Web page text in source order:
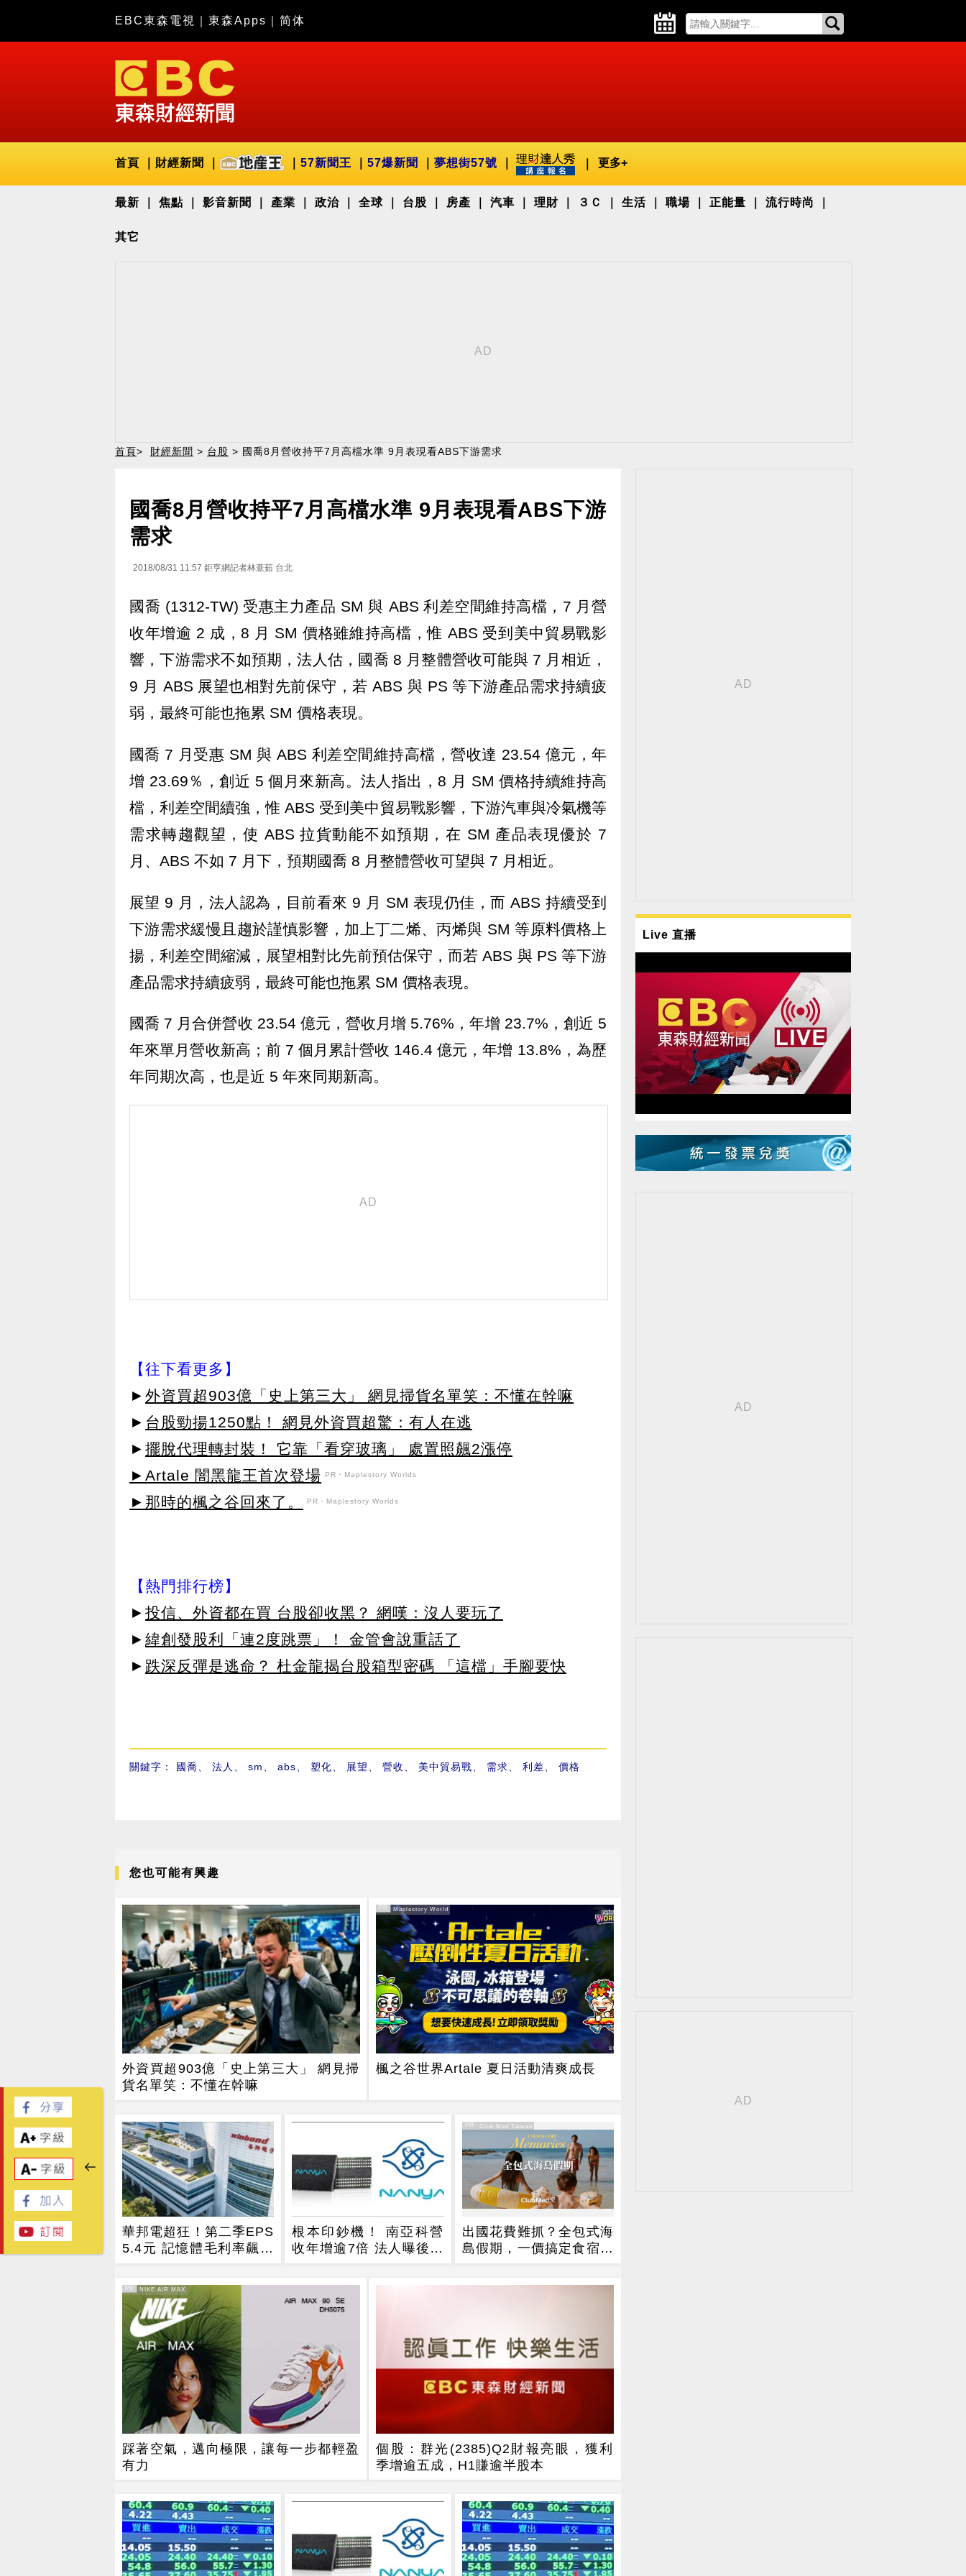
EBC東森電視 東森Apps 简体
首頁 財經新聞 57新聞王 57爆新聞 夢想街57號 更多+
最新 焦點 影音新聞 產業 政治 全球 台股 房產 汽車 理財 ３Ｃ 生活 職場 正能量 流行時尚
其它
首頁> 財經新聞 > 台股 > 國喬8月營收持平7月高檔水準 9月表現看ABS下游需求
國喬8月營收持平7月高檔水準 9月表現看ABS下游
需求
2018/08/31 11:57 鉅亨網記者林薏茹 台北
國喬 (1312-TW) 受惠主力產品 SM 與 ABS 利差空間維持高檔，7 月營
收年增逾 2 成，8 月 SM 價格雖維持高檔，惟 ABS 受到美中貿易戰影
響，下游需求不如預期，法人估，國喬 8 月整體營收可能與 7 月相近，
9 月 ABS 展望也相對先前保守，若 ABS 與 PS 等下游產品需求持續疲
弱，最終可能也拖累 SM 價格表現。
國喬 7 月受惠 SM 與 ABS 利差空間維持高檔，營收達 23.54 億元，年
增 23.69％，創近 5 個月來新高。法人指出，8 月 SM 價格持續維持高
檔，利差空間續強，惟 ABS 受到美中貿易戰影響，下游汽車與冷氣機等
需求轉趨觀望，使 ABS 拉貨動能不如預期，在 SM 產品表現優於 7
月、ABS 不如 7 月下，預期國喬 8 月整體營收可望與 7 月相近。
展望 9 月，法人認為，目前看來 9 月 SM 表現仍佳，而 ABS 持續受到
下游需求緩慢且趨於謹慎影響，加上丁二烯、丙烯與 SM 等原料價格上
揚，利差空間縮減，展望相對比先前預估保守，而若 ABS 與 PS 等下游
產品需求持續疲弱，最終可能也拖累 SM 價格表現。
國喬 7 月合併營收 23.54 億元，營收月增 5.76%，年增 23.7%，創近 5
年來單月營收新高；前 7 個月累計營收 146.4 億元，年增 13.8%，為歷
年同期次高，也是近 5 年來同期新高。
【往下看更多】
► 外資買超903億「史上第三大」 網見掃貨名單笑：不懂在幹嘛
► 台股勁揚1250點！ 網見外資買超驚：有人在逃
► 擺脫代理轉封裝！ 它靠「看穿玻璃」 處置照飆2漲停
►Artale 闇黑龍王首次登場
PR・Maplestory Worlds
►那時的楓之谷回來了。 PR・Maplestory Worlds
【熱門排行榜】
► 投信、外資都在買 台股卻收黑？ 網嘆：沒人要玩了
► 緯創發股利「連2度跳票」！ 金管會說重話了
► 跌深反彈是逃命？ 杜金龍揭台股箱型密碼 「這檔」手腳要快
關鍵字： 國喬、 法人 、 sm、 abs、 塑化、 展望、 營收、 美中貿易戰、 需求、 利差、 價格
您也可能有興趣
外資買超903億「史上第三大」 網見掃
貨名單笑：不懂在幹嘛
PR
楓之谷世界Artale 夏日活動清爽成長
PR・Maplestory World
華邦電超狂！第二季EPS
5.4元 記憶體毛利率飆至
70.3%
根本印鈔機！ 南亞科營
收年增逾7倍 法人曝後市
觀察4指標
PR
出國花費難抓？全包式海
島假期，一價搞定食宿玩
樂，省錢更省心！
PR・Club Med Taiwan
PR
踩著空氣，邁向極限，讓每一步都輕盈
有力
PR・NIKE AIR MAX
個股：群光(2385)Q2財報亮眼，獲利
季增逾五成，H1賺逾半股本
Live 直播